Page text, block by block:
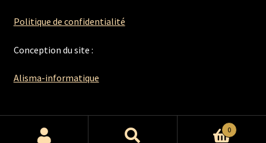
Politique de confidentialité
Conception du site :
Alisma-informatique
0